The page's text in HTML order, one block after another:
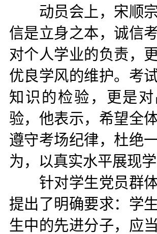
动员会上，宋顺
信是立身之本，诚信
对个人学业的负责，
优良学风的维护。考
知识的检验，更是
验，他表示，希望全
遵守考场纪律，杜绝
为，以真实水平展现学
针对学生党员群
提出了明确要求：学
生中的先进分子，应